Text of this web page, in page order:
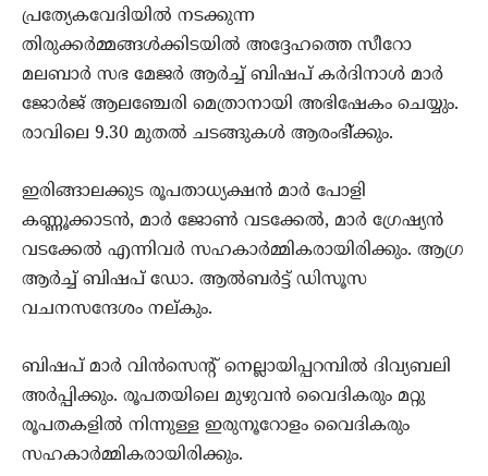
പ്രത്യേകവേദിയില്‍ നടക്കുന്ന
തിരുക്കര്‍മ്മങ്ങള്‍ക്കിടയില്‍ അദ്ദേഹത്തെ സീറോ
മലബാര്‍ സഭ മേജര്‍ ആര്‍ച്ച് ബിഷപ് കര്‍ദിനാള്‍ മാര്‍
ജോര്‍ജ് ആലഞ്ചേരി മെത്രാനായി അഭിഷേകം ചെയ്യും.
രാവിലെ 9.30 മുതല്‍ ചടങ്ങുകള്‍ ആരംഭി്ക്കും.
ഇരിങ്ങാലക്കുട രൂപതാധ്യക്ഷന്‍ മാര്‍ പോളി
കണ്ണൂക്കാടന്‍, മാര്‍ ജോണ്‍ വടക്കേല്‍, മാര്‍ ഗ്രേഷ്യന്‍
വടക്കേല്‍ എന്നിവര്‍ സഹകാര്‍മ്മികരായിരിക്കും. ആഗ്ര
ആര്‍ച്ച് ബിഷപ് ഡോ. ആല്‍ബര്‍ട്ട് ഡിസൂസ
വചനസന്ദേശം നല്കും.
ബിഷപ് മാര്‍ വിന്‍സെന്റ് നെല്ലായിപ്പറമ്പില്‍ ദിവ്യബലി
അര്‍പ്പിക്കും. രൂപതയിലെ മുഴുവന്‍ വൈദികരും മറ്റു
രൂപതകളില്‍ നിന്നുള്ള ഇരുനൂറോളം വൈദികരും
സഹകാര്‍മ്മികരായിരിക്കും.